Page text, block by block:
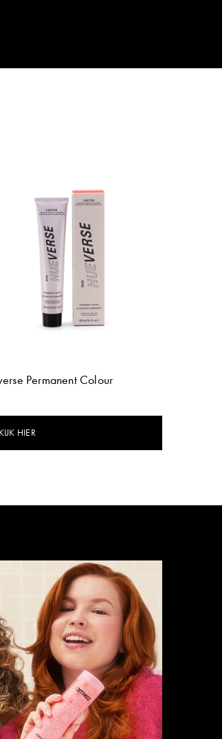
Permanent Colour
HIER